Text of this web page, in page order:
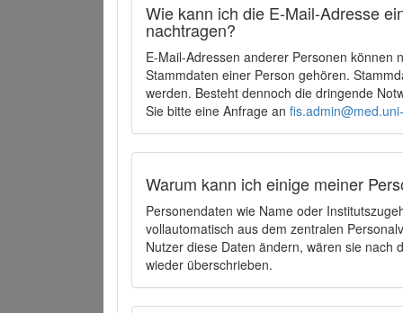
Wie kann ich die E-Mail-Adresse
nachtragen?
E-Mail-Adressen anderer Personen können
Stammdaten einer Person gehören.
werden. Besteht dennoch die dringende
Sie bitte eine Anfrage an
Warum kann ich einige meiner
Personendaten wie Name oder
vollautomatisch aus dem zentralen
Nutzer diese Daten ändern, wären sie
wieder überschrieben.